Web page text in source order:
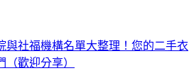
與社福機構名單大整理！您的二手衣
歡迎分享）